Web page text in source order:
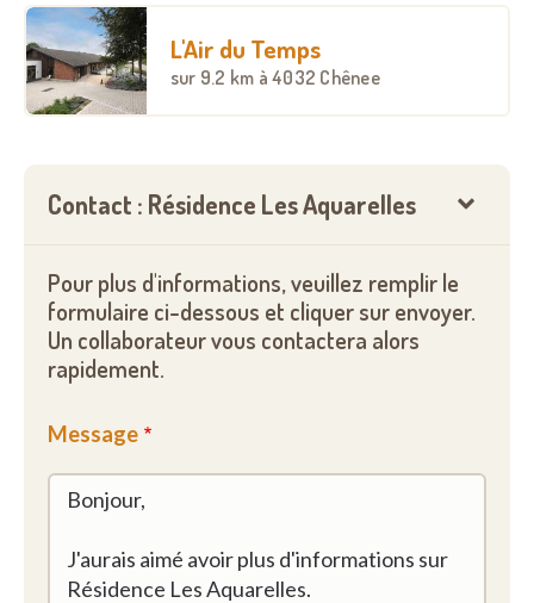
L'Air du Temps
sur 9.2 km à 4032 Chênee
Contact : Résidence Les Aquarelles
Pour plus d'informations, veuillez remplir le
formulaire ci-dessous et cliquer sur envoyer.
Un collaborateur vous contactera alors
rapidement.
Message